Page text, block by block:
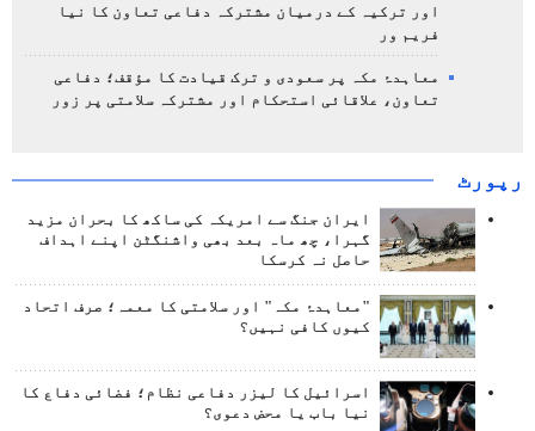
اور ترکیہ کے درمیان مشترکہ دفاعی تعاون کا نیا
فریم ور
معاہدۂ مکہ پر سعودی و ترک قیادت کا مؤقف؛ دفاعی
تعاون، علاقائی استحکام اور مشترکہ سلامتی پر زور
رپورٹ
ایران جنگ سے امریکہ کی ساکھ کا بحران مزید
گہرا، چھ ماہ بعد بھی واشنگٹن اپنے اہداف
حاصل نہ کرسکا
"معاہدۂ مکہ" اور سلامتی کا معمہ؛ صرف اتحاد
کیوں کافی نہیں؟
اسرائیل کا لیزر دفاعی نظام؛ فضائی دفاع کا
نیا باب یا محض دعوی؟